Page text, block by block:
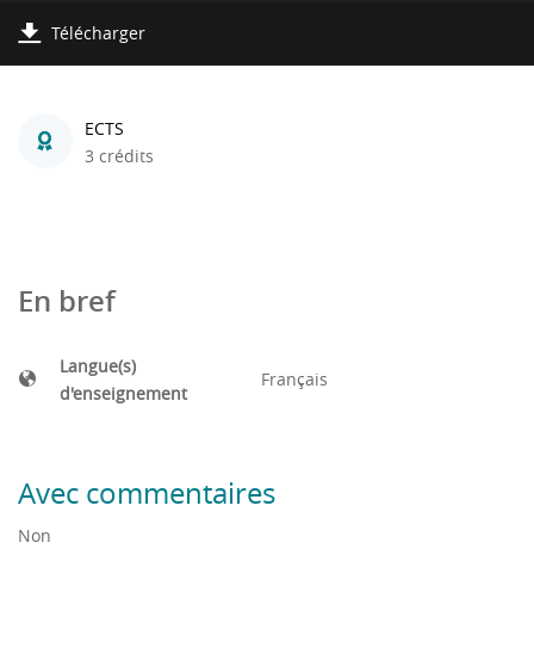
Télécharger
ECTS
3 crédits
En bref
Langue(s)
d'enseignement
Français
Avec commentaires
Non